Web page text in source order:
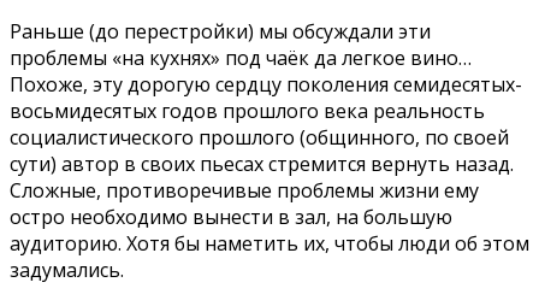
Раньше (до перестройки) мы обсуждали эти
проблемы «на кухнях» под чаёк да легкое вино…
Похоже, эту дорогую сердцу поколения семидесятых-
восьмидесятых годов прошлого века реальность
социалистического прошлого (общинного, по своей
сути) автор в своих пьесах стремится вернуть назад.
Сложные, противоречивые проблемы жизни ему
остро необходимо вынести в зал, на большую
аудиторию. Хотя бы наметить их, чтобы люди об этом
задумались.